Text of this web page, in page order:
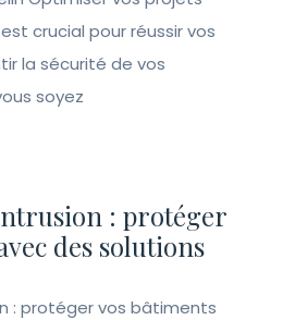
crucial pour réussir vos
la sécurité de vos
soyez
: protéger
des solutions
: protéger vos bâtiments